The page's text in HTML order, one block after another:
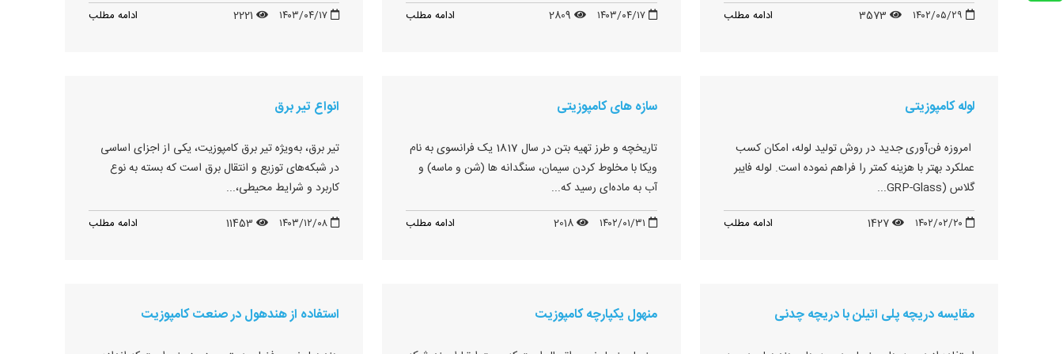
۱۴۰۲/۰۵/۲۹ 3573 ادامه مطلب ۱۴۰۳/۰۴/۱۷ 2809 ادامه مطلب ۱۴۰۳/۰۴/۱۷ 2221 ادامه مطلب
لوله کامپوزیتی
امروزه فن‌آوری جدید در روش تولید لوله، امکان کسب
عملکرد بهتر با هزینه کمتر را فراهم نموده است. لوله فایبر
گلاس (GRP-Glass...
۱۴۰۲/۰۲/۲۰ 1427 ادامه مطلب
سازه های کامپوزیتی
تاریخچه و طرز تهیه بتن در سال 1817 یک فرانسوی به نام
ویکا با مخلوط کردن سیمان، سنگدانه ها (شن و ماسه) و
آب به ماده‌ای رسید که...
۱۴۰۲/۰۱/۳۱ 2018 ادامه مطلب
انواع تیر برق
تیر برق، به‌ویژه تیر برق کامپوزیت، یکی از اجزای اساسی
در شبکه‌های توزیع و انتقال برق است که بسته به نوع
کاربرد و شرایط محیطی،...
۱۴۰۳/۱۲/۰۸ 11453 ادامه مطلب
مقایسه دریچه پلی اتیلن با دریچه چدنی منهول یکپارچه کامپوزیت استفاده از هندهول در صنعت کامپوزیت